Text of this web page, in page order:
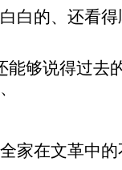
白的、还看
能够说得过去
家在文革中